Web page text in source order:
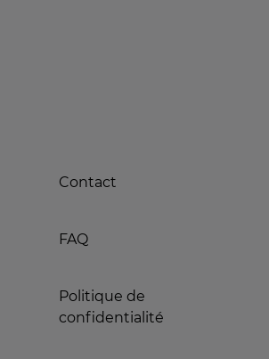
Contact
FAQ
Politique de
confidentialité